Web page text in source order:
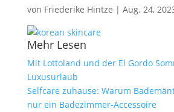
von Friederike Hintze | Aug. 24,
Mehr Lesen
Mit Lottoland und der El Gordo
Luxusurlaub
Selfcare zuhause: Warum
nur ein Badezimmer-Accessoire